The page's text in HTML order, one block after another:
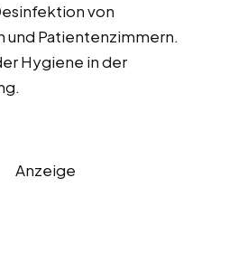
von
und Patientenzimmern.
Hygiene in der
Anzeige